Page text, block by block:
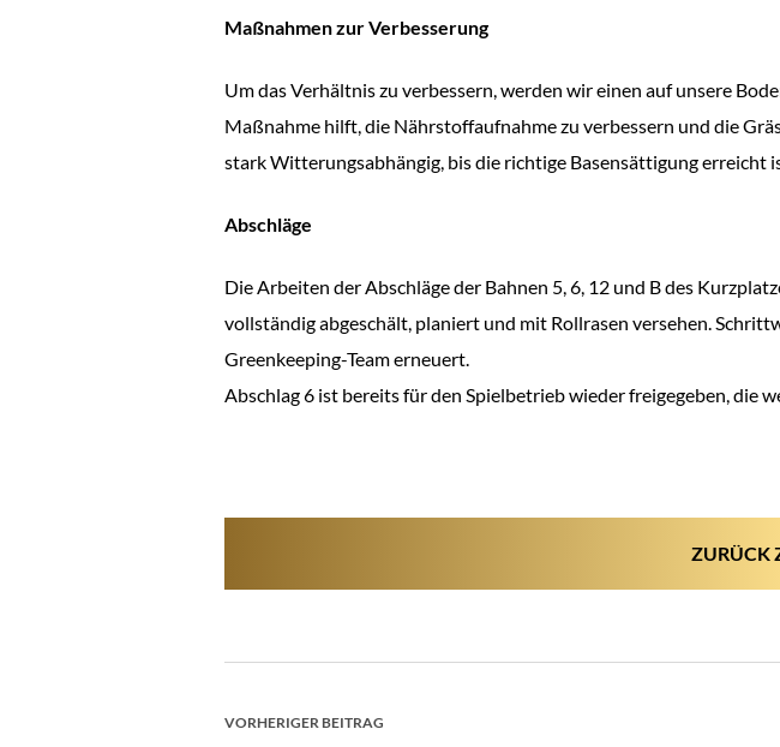
Maßnahmen zur Verbesserung
Um das Verhältnis zu verbessern, werden wir einen auf unsere
Maßnahme hilft, die Nährstoffaufnahme zu verbessern und die
stark Witterungsabhängig, bis die richtige Basensättigung erreicht
Abschläge
Die Arbeiten der Abschläge der Bahnen 5, 6, 12 und B des
vollständig abgeschält, planiert und mit Rollrasen versehen.
Greenkeeping-Team erneuert.
Abschlag 6 ist bereits für den Spielbetrieb wieder freigegeben, die
ZURÜCK
BEITRAGSNAVIGATION
VORHERIGER BEITRAG